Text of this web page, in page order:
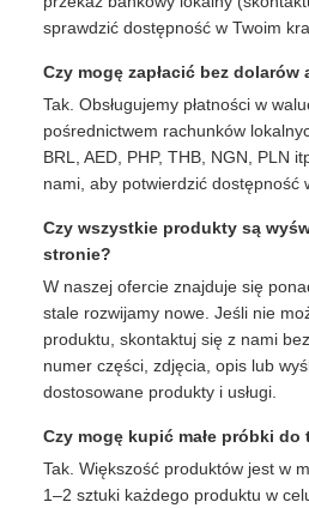
sprawdzić dostępność w Twoim
Czy mogę zapłacić bez dolarów
Tak. Obsługujemy płatności w
pośrednictwem rachunków
BRL, AED, PHP, THB, NGN, PLN
nami, aby potwierdzić dostępność
Czy wszystkie produkty są
stronie?
W naszej ofercie znajduje się
stale rozwijamy nowe. Jeśli nie
produktu, skontaktuj się z nami
numer części, zdjęcia, opis lub
dostosowane produkty i usługi.
Czy mogę kupić małe próbki
Tak. Większość produktów jest w
1–2 sztuki każdego produktu w